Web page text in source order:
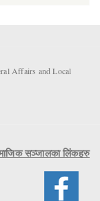
Affairs and Local
सञ्जालका लिंकहरु